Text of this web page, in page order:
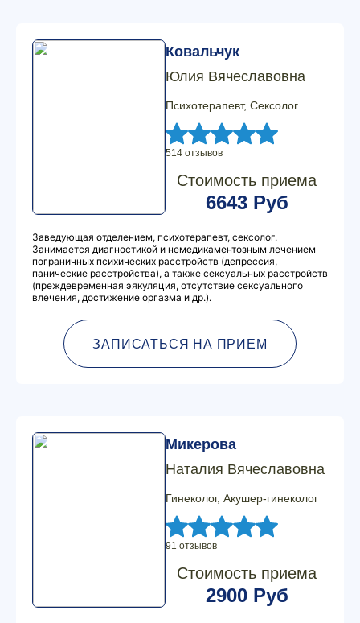
Ковальчук
Юлия Вячеславовна
Психотерапевт, Сексолог
514 отзывов
Стоимость приема
6643 Руб
Заведующая отделением, психотерапевт, сексолог.
Занимается диагностикой и немедикаментозным лечением
пограничных психических расстройств (депрессия,
панические расстройства), а также сексуальных расстройств
(преждевременная эякуляция, отсутствие сексуального
влечения, достижение оргазма и др.).
ЗАПИСАТЬСЯ НА ПРИЕМ
Микерова
Наталия Вячеславовна
Гинеколог, Акушер-гинеколог
91 отзывов
Стоимость приема
2900 Руб